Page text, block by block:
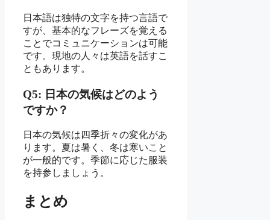
日本語は独特の文字を持つ言語で
すが、基本的なフレーズを覚える
ことでコミュニケーションは可能
です。現地の人々は英語を話すこ
ともあります。
Q5: 日本の気候はどのよう
ですか？
日本の気候は四季折々の変化があ
ります。夏は暑く、冬は寒いこと
が一般的です。季節に応じた服装
を持参しましょう。
まとめ